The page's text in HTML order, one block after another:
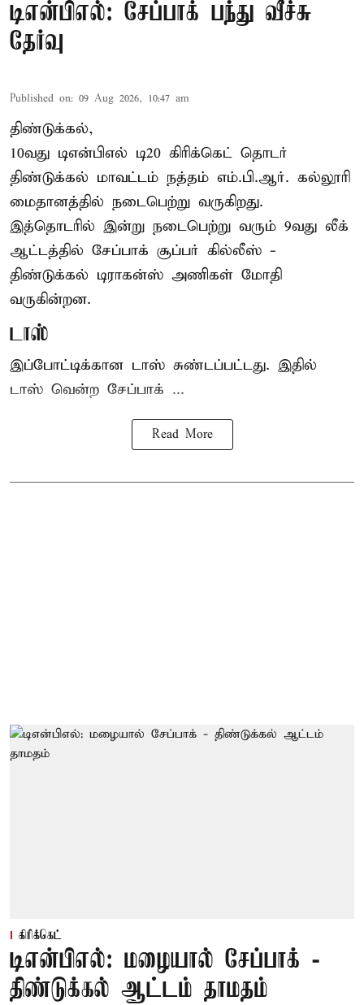
டிஎன்பிஎல்: சேப்பாக் பந்து வீச்சு
தேர்வு
Published on: 09 Aug 2026, 10:47 am
திண்டுக்கல்,
10வது டிஎன்பிஎல் டி20 கிரிக்கெட் தொடர்
திண்டுக்கல் மாவட்டம் நத்தம் எம்.பி.ஆர். கல்லூரி
மைதானத்தில் நடைபெற்று வருகிறது.
இத்தொடரில் இன்று நடைபெற்று வரும் 9வது லீக்
ஆட்டத்தில் சேப்பாக் சூப்பர் கில்லீஸ் -
திண்டுக்கல் டிராகன்ஸ் அணிகள் மோதி
வருகின்றன.
டாஸ்
இப்போட்டிக்கான டாஸ் சுண்டப்பட்டது. இதில்
டாஸ் வென்ற சேப்பாக் ...
Read More
கிரிக்கெட்
டிஎன்பிஎல்: மழையால் சேப்பாக் -
திண்டுக்கல் ஆட்டம் தாமதம்